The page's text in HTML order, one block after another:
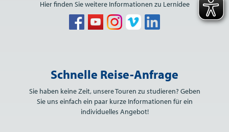
Hier finden Sie weitere Informationen zu Lernidee
Schnelle Reise-Anfrage
Sie haben keine Zeit, unsere Touren zu studieren? Geben
Sie uns einfach ein paar kurze Informationen für ein
individuelles Angebot!